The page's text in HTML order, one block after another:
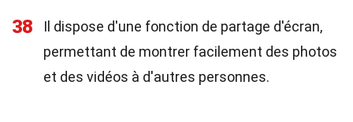
38
Il dispose d'une fonction de partage d'écran,
permettant de montrer facilement des photos
et des vidéos à d'autres personnes.